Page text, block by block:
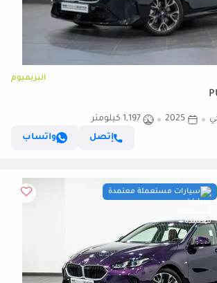
البريميوم
2025
1,197 كيلومتر
إتصل
واتساب
سيارات مستعملة معتمدة